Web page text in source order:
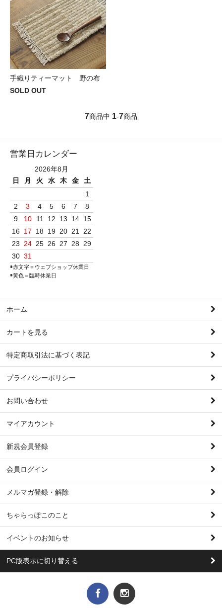
手織りティーマット 野の布
SOLD OUT
7商品中 1-7商品
営業日カレンダー
2026年8月
日
月 火 水 木 金
土
1
2
3 4 5 6 7
8
9
10 11 12 13 14 15
16
17 18 19 20 21 22
23 24 25 26 27 28 29
30 31
◉赤文字＝ウェブショップ休業日
◉黄色＝臨時休業日
ホーム
カートを見る
特定商取引法に基づく表記
プライバシーポリシー
お問い合わせ
マイアカウント
新規会員登録
会員ログイン
メルマガ登録・解除
ちゃらっぽこのこと
イベントのお知らせ
PC版表示に切り替える